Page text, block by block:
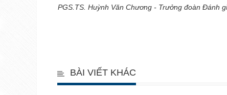
PGS.TS. Huỳnh Văn Chương - Trưởng đoàn Đánh
BÀI VIẾT KHÁC